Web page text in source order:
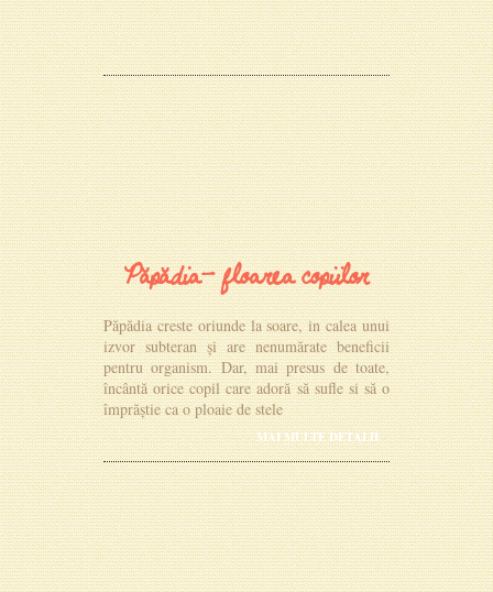
Păpădia- floarea copiilor
Păpădia creste oriunde la soare, in calea unui
izvor subteran și are nenumărate beneficii
pentru organism. Dar, mai presus de toate,
încântă orice copil care adoră să sufle si să o
împrăștie ca o ploaie de stele
MAI MULTE DETALII